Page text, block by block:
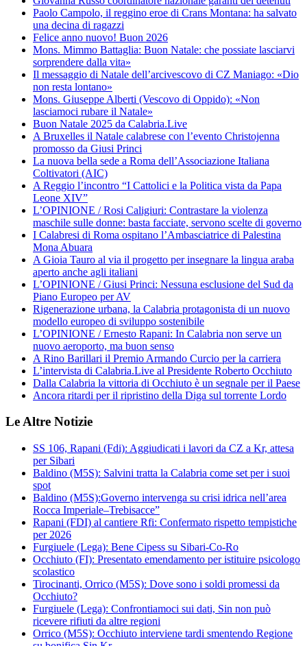
Paolo Campolo, il reggino eroe di Crans Montana: ha salvato
una decina di ragazzi
Felice anno nuovo! Buon 2026
Mons. Mimmo Battaglia: Buon Natale: che possiate lasciarvi
sorprendere dalla vita»
Il messaggio di Natale dell’arcivescovo di CZ Maniago: «Dio
non resta lontano»
Mons. Giuseppe Alberti (Vescovo di Oppido): «Non
lasciamoci rubare il Natale»
Buon Natale 2025 da Calabria.Live
A Bruxelles il Natale calabrese con l’evento Christojenna
promosso da Giusi Princi
La nuova bella sede a Roma dell’Associazione Italiana
Coltivatori (AIC)
A Reggio l’incontro “I Cattolici e la Politica vista da Papa
Leone XIV”
L’OPINIONE / Rosi Caligiuri: Contrastare la violenza
maschile sulle donne: basta facciate, servono scelte di governo
I Calabresi di Roma ospitano l’Ambasciatrice di Palestina
Mona Abuara
A Gioia Tauro al via il progetto per insegnare la lingua araba
aperto anche agli italiani
L’OPINIONE / Giusi Princi: Nessuna esclusione del Sud da
Piano Europeo per AV
Rigenerazione urbana, la Calabria protagonista di un nuovo
modello europeo di sviluppo sostenibile
L’OPINIONE / Ernesto Rapani: In Calabria non serve un
nuovo aeroporto, ma buon senso
A Rino Barillari il Premio Armando Curcio per la carriera
L’intervista di Calabria.Live al Presidente Roberto Occhiuto
Dalla Calabria la vittoria di Occhiuto è un segnale per il Paese
Ancora ritardi per il ripristino della Diga sul torrente Lordo
Le Altre Notizie
SS 106, Rapani (Fdi): Aggiudicati i lavori da CZ a Kr, attesa
per Sibari
Baldino (M5S): Salvini tratta la Calabria come set per i suoi
spot
Baldino (M5S):Governo intervenga su crisi idrica nell’area
Rocca Imperiale–Trebisacce”
Rapani (FDI) al cantiere Rfi: Confermato rispetto tempistiche
per 2026
Furgiuele (Lega): Bene Cipess su Sibari-Co-Ro
Occhiuto (FI): Presentato emendamento per istituire psicologo
scolastico
Tirocinanti, Orrico (M5S): Dove sono i soldi promessi da
Occhiuto?
Furgiuele (Lega): Confrontiamoci sui dati, Sin non può
ricevere rifiuti da altre regioni
Orrico (M5S): Occhiuto interviene tardi smentendo Regione